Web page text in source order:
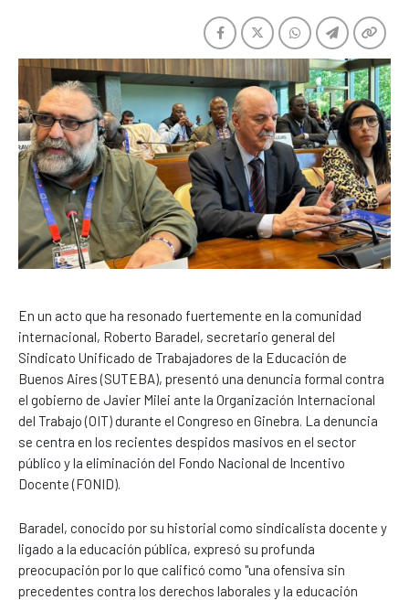
En un acto que ha resonado fuertemente en la comunidad
internacional, Roberto Baradel, secretario general del
Sindicato Unificado de Trabajadores de la Educación de
Buenos Aires (SUTEBA), presentó una denuncia formal contra
el gobierno de Javier Milei ante la Organización Internacional
del Trabajo (OIT) durante el Congreso en Ginebra. La denuncia
se centra en los recientes despidos masivos en el sector
público y la eliminación del Fondo Nacional de Incentivo
Docente (FONID).
Baradel, conocido por su historial como sindicalista docente y
ligado a la educación pública, expresó su profunda
preocupación por lo que calificó como "una ofensiva sin
precedentes contra los derechos laborales y la educación